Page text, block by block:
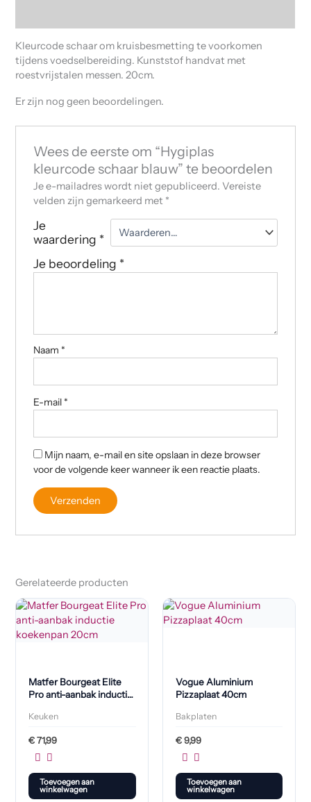
Kleurcode schaar om kruisbesmetting te voorkomen
tijdens voedselbereiding. Kunststof handvat met
roestvrijstalen messen. 20cm.
Er zijn nog geen beoordelingen.
Wees de eerste om “Hygiplas
kleurcode schaar blauw” te beoordelen
Je e-mailadres wordt niet gepubliceerd. Vereiste
velden zijn gemarkeerd met *
Je
waardering *
Je beoordeling *
Naam *
E-mail *
Mijn naam, e-mail en site opslaan in deze browser
voor de volgende keer wanneer ik een reactie plaats.
Gerelateerde producten
Matfer Bourgeat Elite
Pro anti-aanbak inductie
Keuken
€71,99
Toevoegen aan
winkelwagen
Vogue Aluminium
Pizzaplaat 40cm
Bakplaten
€9,99
Toevoegen aan
winkelwagen